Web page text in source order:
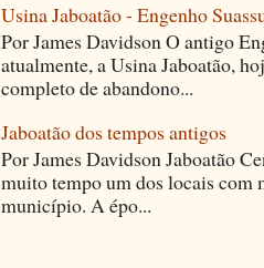
Usina Jaboatão - Engenho
Por James Davidson O antigo
atualmente, a Usina Jaboatão,
completo de abandono...
Jaboatão dos tempos antigos
Por James Davidson Jaboatão
muito tempo um dos locais com
município. A épo...